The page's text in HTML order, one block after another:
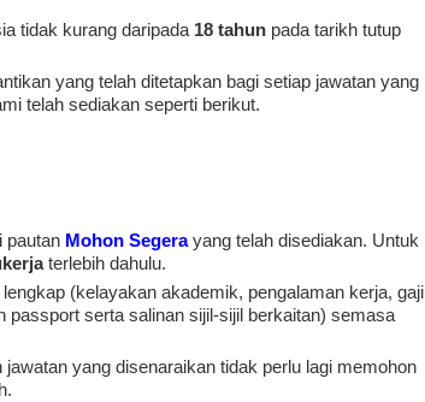
tidak kurang daripada 18 tahun pada tarikh tutup
yang telah ditetapkan bagi setiap jawatan yang
telah sediakan seperti berikut.
pautan Mohon Segerayang telah disediakan. Untuk
terlebih dahulu.
(kelayakan akademik, pengalaman kerja, gaji
serta salinan sijil-sijil berkaitan) semasa
yang disenaraikan tidak perlu lagi memohon